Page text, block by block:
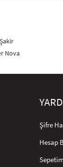
Nova
Şifre
Hesap